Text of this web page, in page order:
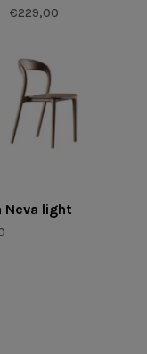
€229,00
Neva light